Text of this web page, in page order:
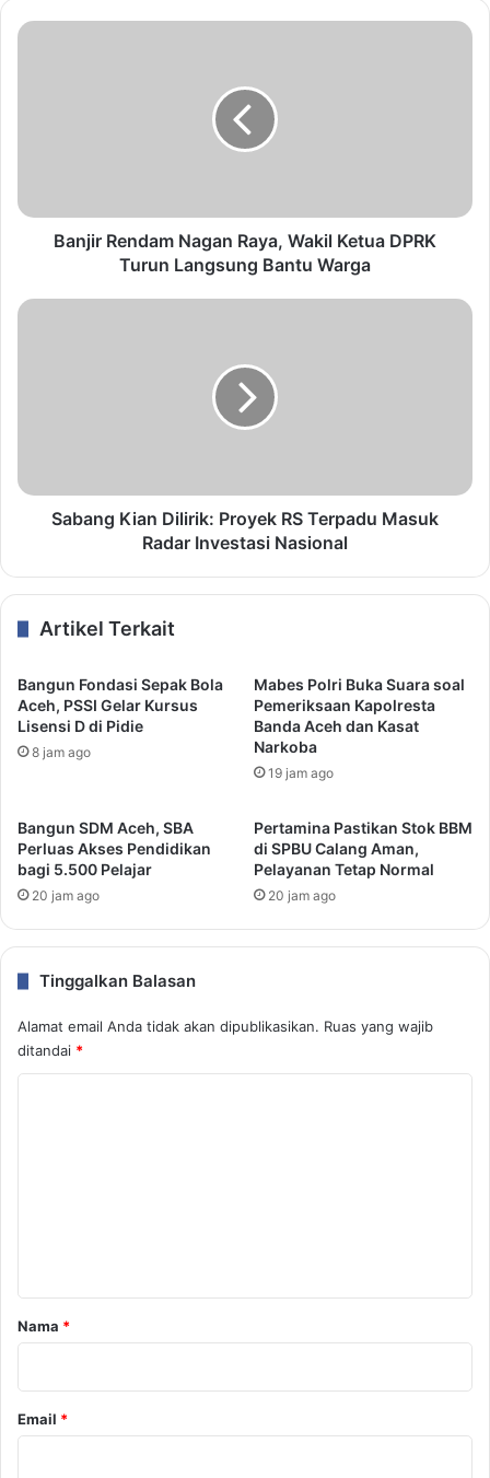
Banjir Rendam Nagan Raya, Wakil Ketua DPRK
Turun Langsung Bantu Warga
Sabang Kian Dilirik: Proyek RS Terpadu Masuk
Radar Investasi Nasional
Artikel Terkait
Bangun Fondasi Sepak Bola
Aceh, PSSI Gelar Kursus
Lisensi D di Pidie
8 jam ago
Mabes Polri Buka Suara soal
Pemeriksaan Kapolresta
Banda Aceh dan Kasat
Narkoba
19 jam ago
Bangun SDM Aceh, SBA
Perluas Akses Pendidikan
bagi 5.500 Pelajar
20 jam ago
Pertamina Pastikan Stok BBM
di SPBU Calang Aman,
Pelayanan Tetap Normal
20 jam ago
Tinggalkan Balasan
Alamat email Anda tidak akan dipublikasikan. Ruas yang wajib
ditandai *
rNama *
Email *